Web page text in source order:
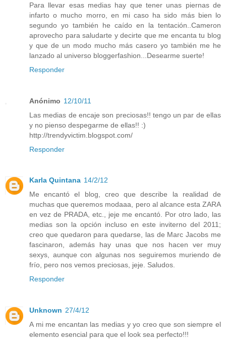
Para llevar esas medias hay que tener unas piernas de
infarto o mucho morro, en mi caso ha sido más bien lo
segundo yo también he caído en la tentación..Cameron
aprovecho para saludarte y decirte que me encanta tu blog
y que de un modo mucho más casero yo también me he
lanzado al universo bloggerfashion...Desearme suerte!
Responder
Anónimo 12/10/11
Las medias de encaje son preciosas!! tengo un par de ellas
y no pienso despegarme de ellas!! :)
http://trendyvictim.blogspot.com/
Responder
Karla Quintana 14/2/12
Me encantó el blog, creo que describe la realidad de
muchas que queremos modaaa, pero al alcance esta ZARA
en vez de PRADA, etc., jeje me encantó. Por otro lado, las
medias son la opción incluso en este inviterno del 2011;
creo que quedaron para quedarse, las de Marc Jacobs me
fascinaron, además hay unas que nos hacen ver muy
sexys, aunque con algunas nos seguiremos muriendo de
frío, pero nos vemos preciosas, jeje. Saludos.
Responder
Unknown 27/4/12
A mi me encantan las medias y yo creo que son siempre el
elemento esencial para que el look sea perfecto!!!